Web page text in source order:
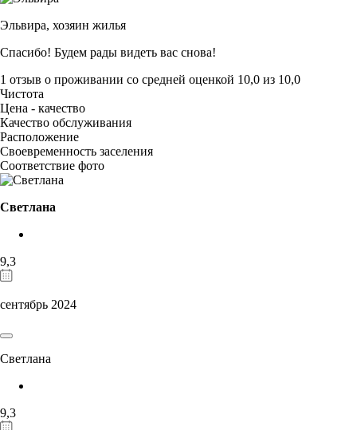
Эльвира, хозяин жилья
Спасибо! Будем рады видеть вас снова!
1 отзыв о проживании со средней оценкой 10,0 из 10,0
Чистота
Цена - качество
Качество обслуживания
Расположение
Своевременность заселения
Соответствие фото
Светлана
9,3
сентябрь 2024
Светлана
9,3